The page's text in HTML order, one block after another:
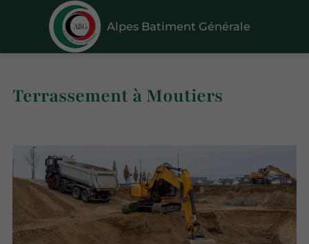
Alpes Batiment Générale
Terrassement à Moutiers